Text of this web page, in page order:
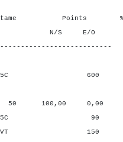
Points %
E/O N/
5C 600
0,00
5C 90
VT 150